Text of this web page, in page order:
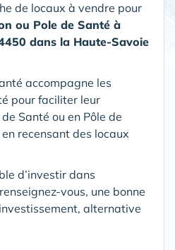
de locaux à vendre pour
ou Pole de Santé à
dans la Haute-Savoie
accompagne les
pour faciliter leur
Santé ou en Pôle de
recensant des locaux
d’investir dans
vous, une bonne
alternative